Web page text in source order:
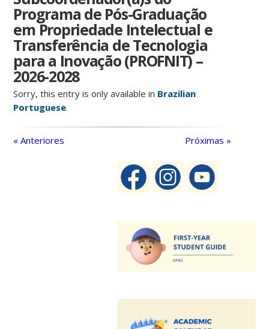
Programa de Pós-Graduação
em Propriedade Intelectual e
Transferência de Tecnologia
para a Inovação (PROFNIT) –
2026-2028
Sorry, this entry is only available in Brazilian
Portuguese.
« Anteriores Próximas »